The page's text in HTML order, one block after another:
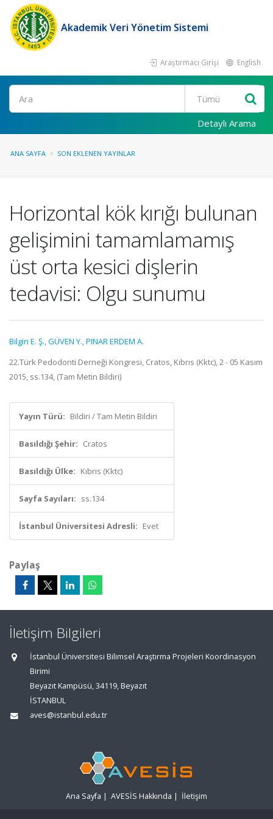
Akademik Veri Yönetim Sistemi
Araştırmacı Girişi English
Ara
Detaylı Arama
ANA SAYFA SON EKLENEN YAYINLAR
Horizontal kök kırığı bulunan
gelişimini tamamlamamış
üst orta kesici dişlerin
tedavisi: Olgu sunumu
Bilgin E. Ş.,GÜVEN Y.,PINAR ERDEM A.
22.Türk Pedodonti Derneği Kongresi, Cratos, Kıbrıs (Kktc), 2 - 05 Kasım
2015, ss.134, (Tam Metin Bildiri)
Yayın Türü: Bildiri / Tam Metin Bildiri
Basıldığı Şehir: Cratos
Basıldığı Ülke: Kıbrıs (Kktc)
Sayfa Sayıları: ss.134
İstanbul Üniversitesi Adresli: Evet
Paylaş
İletişim Bilgileri
İstanbul Üniversitesi Bilimsel Araştırma Projeleri Koordinasyon
Birimi
Beyazıt Kampüsü, 34119, Beyazıt
İSTANBUL
aves@istanbul.edu.tr
Ana Sayfa | AVESİS Hakkında | İletişim